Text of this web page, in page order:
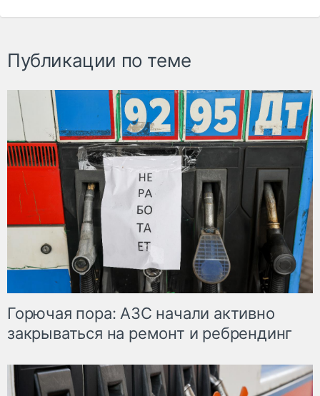
Публикации по теме
Горючая пора: АЗС начали активно
закрываться на ремонт и ребрендинг